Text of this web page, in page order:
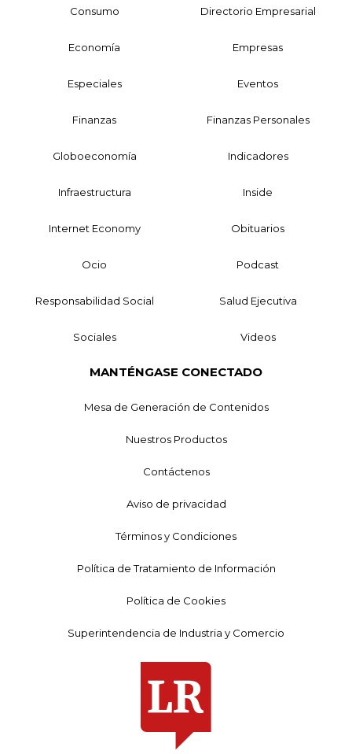
Consumo Directorio Empresarial
Economía Empresas
Especiales Eventos
Finanzas Finanzas Personales
Globoeconomía Indicadores
Infraestructura Inside
Internet Economy Obituarios
Ocio Podcast
Responsabilidad Social Salud Ejecutiva
Sociales Videos
MANTÉNGASE CONECTADO
Mesa de Generación de Contenidos
Nuestros Productos
Contáctenos
Aviso de privacidad
Términos y Condiciones
Política de Tratamiento de Información
Política de Cookies
Superintendencia de Industria y Comercio